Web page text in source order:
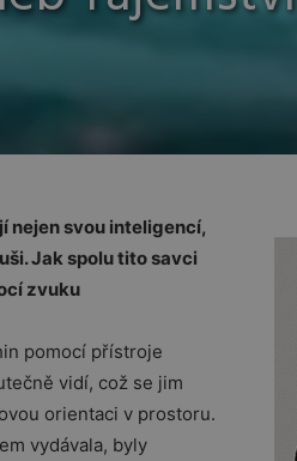
nejen svou inteligencí,
Jak spolu tito savci
zvuku
pomocí přístroje
vidí, což se jim
orientaci v prostoru.
vydávala, byly